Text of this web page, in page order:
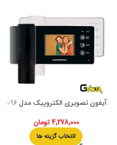
آیفون تصویری الکتروپیک مدل 1096
4,278,000 تومان
انتخاب گزینه ها